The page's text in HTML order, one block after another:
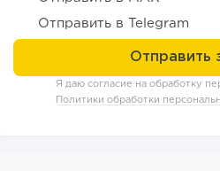
Отправить в Telegram
Я даю согласие на обработку
Политики обработки